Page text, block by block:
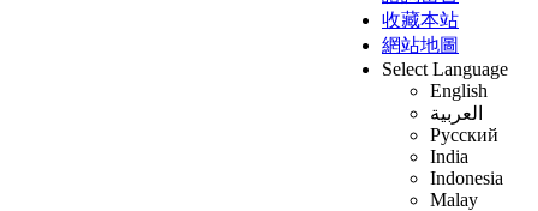
收藏本站
網站地圖
Select Language
English
العربية
Русский
India
Indonesia
Malay